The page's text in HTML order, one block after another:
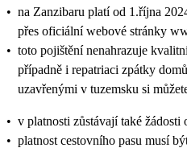
• na Zanzibaru platí od 1.října
přes oficiální webové stránky
• toto pojištění nenahrazuje
případně i repatriaci zpátky
uzavřenými v tuzemsku si
• v platnosti zůstávají také
• platnost cestovního pasu musí